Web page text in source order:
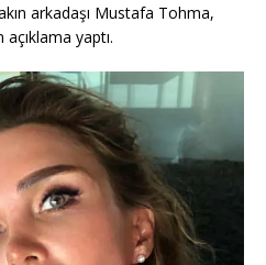
arkadaşı Mustafa Tohma,
yaptı.